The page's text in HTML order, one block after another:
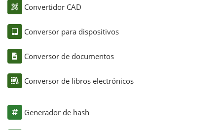
Convertidor CAD
Conversor para dispositivos
Conversor de documentos
Conversor de libros electrónicos
Generador de hash